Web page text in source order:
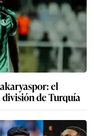
el
de Turquía